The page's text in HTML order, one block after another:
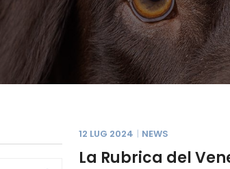
12 LUG 2024 NEWS
La Rubrica del